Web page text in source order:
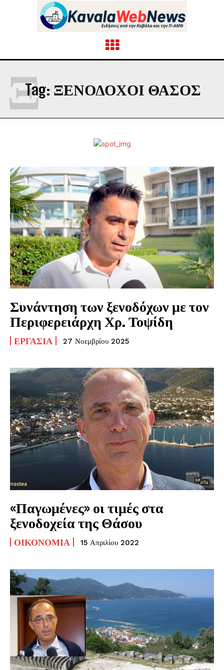
Tag: ΞΕΝΟΔΟΧΟΙ ΘΑΣΟΣ
Ξ
Συνάντηση των ξενοδόχων με τον
Περιφερειάρχη Χρ. Τοψίδη
ΕΡΓΑΣΊΑ 27 Νοεμβρίου 2025
«Παγωμένες» οι τιμές στα
ξενοδοχεία της Θάσου
ΟΙΚΟΝΟΜΊΑ 15 Απριλίου 2022